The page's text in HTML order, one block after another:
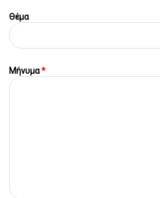
Θέμα
Μήνυμα*